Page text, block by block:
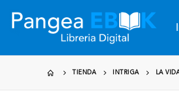
TIENDA INTRIGA LA